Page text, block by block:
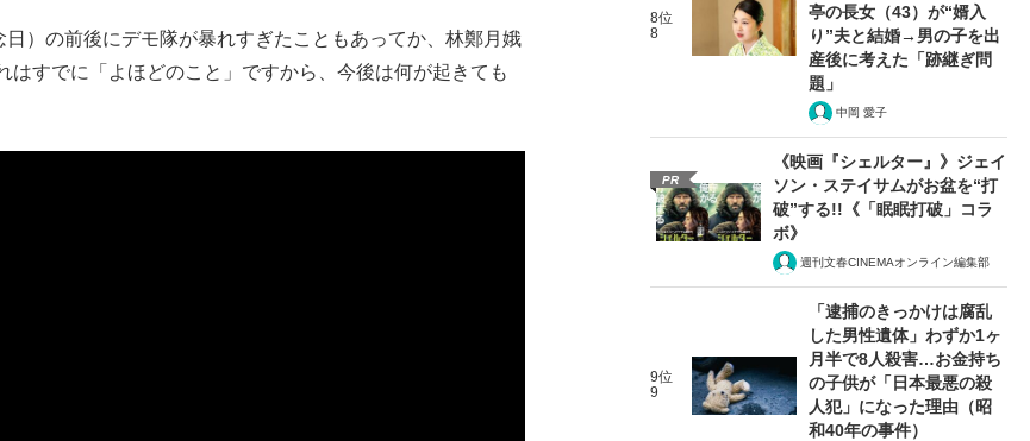
）の前後にデモ隊が暴れすぎたこともあってか、林鄭月娥
はすでに「よほどのこと」ですから、今後は何が起きても
8位
8
亭の長女（43）が“婿入
り”夫と結婚→男の子を出
産後に考えた「跡継ぎ問
題」
中岡 愛子
PR
《映画『シェルター』》ジェイ
ソン・ステイサムがお盆を“打
破”する!!《「眠眠打破」コラ
ボ》
週刊文春CINEMAオンライン編集部
9位
9
「逮捕のきっかけは腐乱
した男性遺体」わずか1ヶ
月半で8人殺害…お金持ち
の子供が「日本最悪の殺
人犯」になった理由（昭
和40年の事件）